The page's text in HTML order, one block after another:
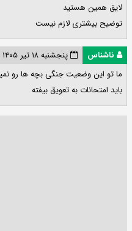
لایق همین هستید
توضیح بیشتری لازم نیست
ناشناس
پنجشنبه ۱۸ تیر ۱۴۰۵ ۱۱:۱۶:۵۸
ما تو این وضعیت جنگی بچه ها رو
باید امتحانات به تعویق بیفته